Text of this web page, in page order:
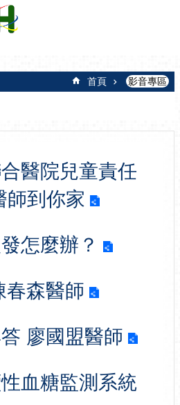
首頁 影音專區
醫院兒童責任
師到你家
怎麼辦？
春森醫師
廖國盟醫師
血糖監測系統